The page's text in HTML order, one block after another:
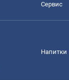
Сервис
Напитки